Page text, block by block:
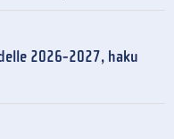
2026-2027, haku